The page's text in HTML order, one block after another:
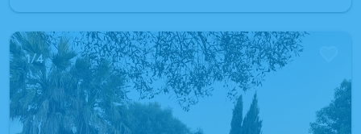
1/4